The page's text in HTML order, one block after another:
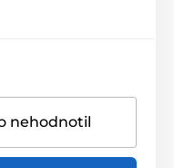
nehodnotil